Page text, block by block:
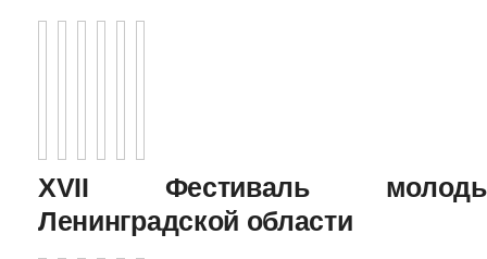
XVII Фестиваль
Ленинградской области